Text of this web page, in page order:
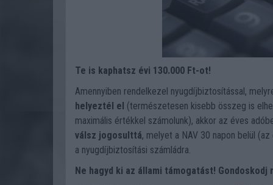
Te is kaphatsz évi 130.000 Ft-ot!
Amennyiben rendelkezel nyugdíjbiztosítással,
helyeztél el (természetesen kisebb összeg is
maximális értékkel számolunk), akkor az éves
válsz jogosulttá, melyet a NAV 30 napon belül
a nyugdíjbiztosítási számládra.
Ne hagyd ki az állami támogatást!